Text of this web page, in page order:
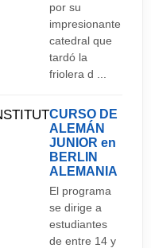
por su
impresionante
catedral que
tardó la
friolera d ...
CURSO DE
ALEMÁN
JUNIOR en
BERLIN
ALEMANIA
El programa
se dirige a
estudiantes
de entre 14 y